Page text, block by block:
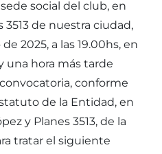
social del club, en
3513 de nuestra ciudad,
2025, a las 19.00hs, en
una hora más tarde
conforme
de la Entidad, en
y Planes 3513, de la
tratar el siguiente